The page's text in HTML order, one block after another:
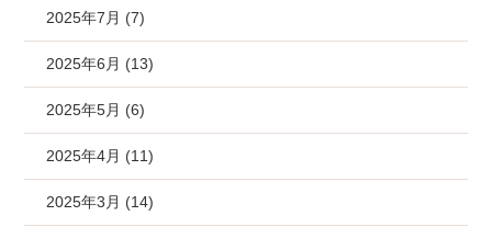
2025年7月 (7)
2025年6月 (13)
2025年5月 (6)
2025年4月 (11)
2025年3月 (14)